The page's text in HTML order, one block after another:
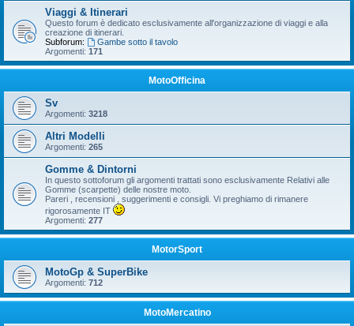
Viaggi & Itinerari
Questo forum è dedicato esclusivamente all'organizzazione di viaggi e alla
creazione di itinerari.
Subforum:
Gambe sotto il tavolo
Argomenti: 171
MotoOfficina
Sv
Argomenti: 3218
Altri Modelli
Argomenti: 265
Gomme & Dintorni
In questo sottoforum gli argomenti trattati sono esclusivamente Relativi alle
Gomme (scarpette) delle nostre moto.
Pareri , recensioni , suggerimenti e consigli. Vi preghiamo di rimanere
rigorosamente IT
Argomenti: 277
MotorSport
MotoGp & SuperBike
Argomenti: 712
MotoMercatino